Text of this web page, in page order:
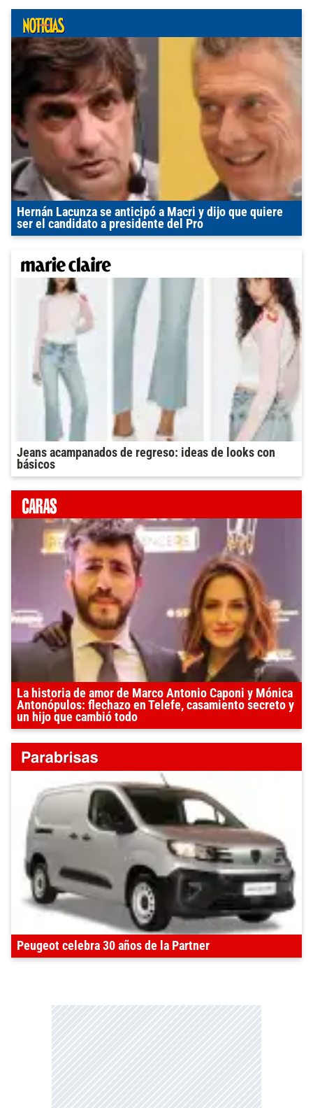
Hernán Lacunza se anticipó a Macri y dijo que quiere
ser el candidato a presidente del Pro
Jeans acampanados de regreso: ideas de looks con
básicos
La historia de amor de Marco Antonio Caponi y Mónica
Antonópulos: flechazo en Telefe, casamiento secreto y
un hijo que cambió todo
Peugeot celebra 30 años de la Partner